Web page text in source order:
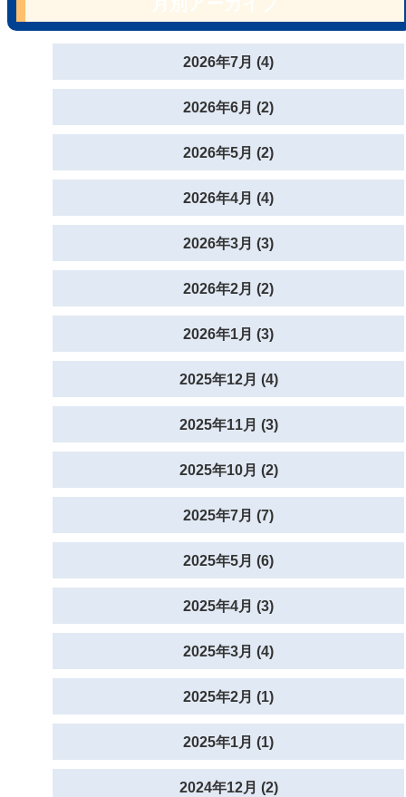
2026年7月 (4)
2026年6月 (2)
2026年5月 (2)
2026年4月 (4)
2026年3月 (3)
2026年2月 (2)
2026年1月 (3)
2025年12月 (4)
2025年11月 (3)
2025年10月 (2)
2025年7月 (7)
2025年5月 (6)
2025年4月 (3)
2025年3月 (4)
2025年2月 (1)
2025年1月 (1)
2024年12月 (2)